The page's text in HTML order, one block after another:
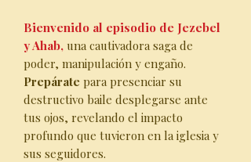
Bienvenido al episodio de Jezebel
y Ahab, una cautivadora saga de
poder, manipulación y engaño.
Prepárate para presenciar su
destructivo baile desplegarse ante
tus ojos, revelando el impacto
profundo que tuvieron en la iglesia y
sus seguidores.